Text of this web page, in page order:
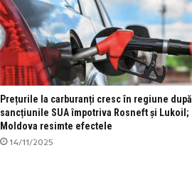
Prețurile la carburanți cresc în regiune după
sancțiunile SUA împotriva Rosneft și Lukoil;
Moldova resimte efectele
14/11/2025